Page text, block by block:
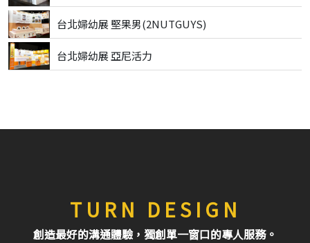
台北婦幼展 堅果男(2NUTGUYS)
台北婦幼展 亞尼活力
TURN DESIGN
創造最好的溝通體驗，獨創單一窗口的專人服務。